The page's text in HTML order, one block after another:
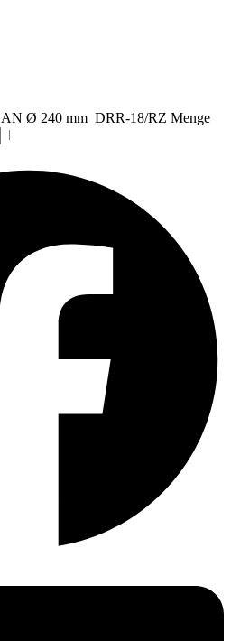
Ø 240 mm DRR-18/RZ Menge